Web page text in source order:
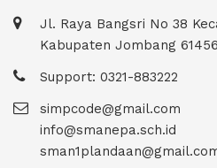
Jl. Raya Bangsri No 38
Kabupaten Jombang 61456
Support: 0321-883222
simpcode@gmail.com
info@smanepa.sch.id